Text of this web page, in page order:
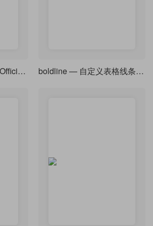
Letterhead Format for Official Document of Government Organs - 党政机关公文信函格式文头-GB/T 9704-2012 boldline — 自定义表格线条粗细宏包译介